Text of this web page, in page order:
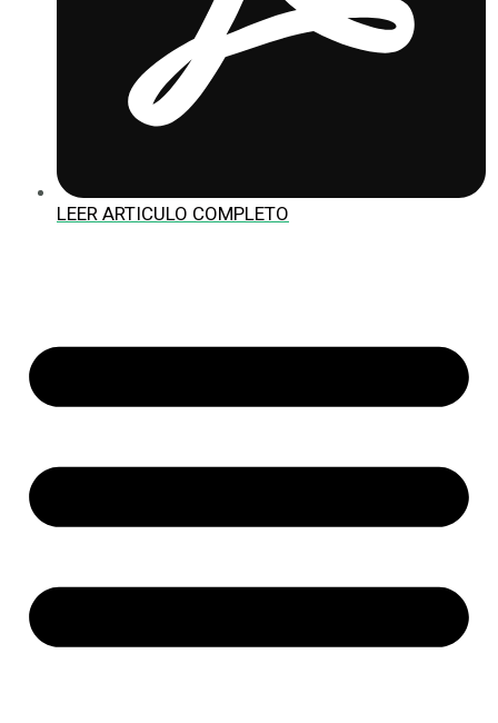
LEER ARTICULO COMPLETO